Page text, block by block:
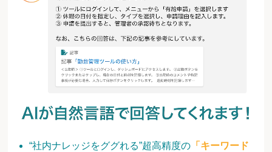
“社内ナレッジをググれる”超高精度の 「キーワード